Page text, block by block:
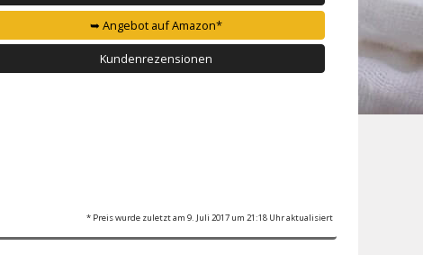
➥ Angebot auf Amazon*
Kundenrezensionen
* Preis wurde zuletzt am 9. Juli 2017 um 21:18 Uhr aktualisiert